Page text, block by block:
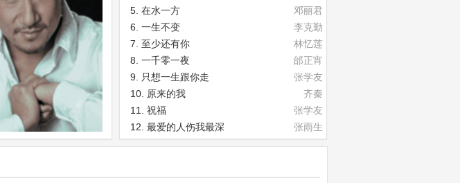
5. 在水一方
邓丽君
6. 一生不变
李克勤
7. 至少还有你
林忆莲
8. 一千零一夜
邰正宵
9.
只想一生跟你走
张学友
10.
原来的我
齐秦
11.
祝福
张学友
12. 最爱的人伤我最深
张雨生
15. 祝你一路顺风 吴奇隆